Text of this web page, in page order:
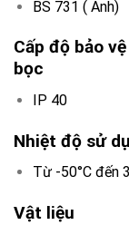
BS 731 ( Anh)
Cấp độ bảo
bọc
IP 40
Nhiệt độ sử
Từ -50°C đến
Vật liệu